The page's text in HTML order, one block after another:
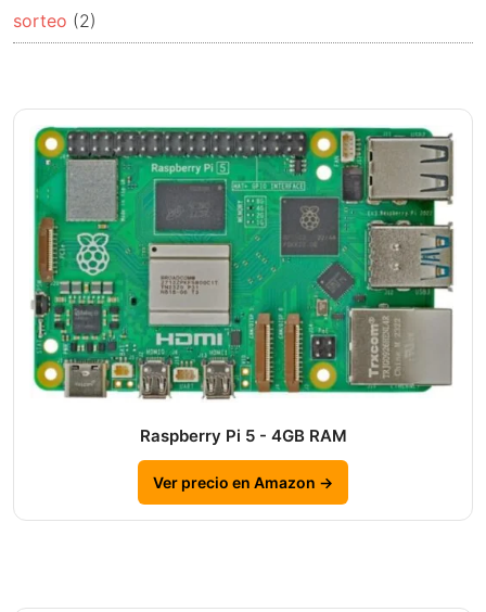
sorteo (2)
Raspberry Pi 5 - 4GB RAM
Ver precio en Amazon →